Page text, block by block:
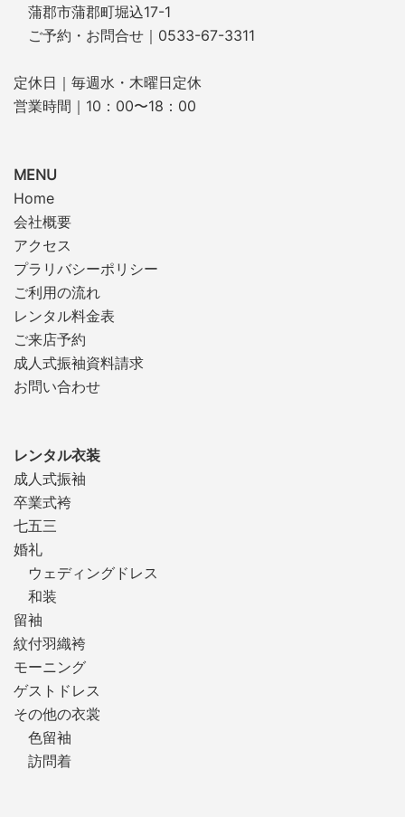
蒲郡市蒲郡町堀込17-1
ご予約・お問合せ｜0533-67-3311
定休日｜毎週水・木曜日定休
営業時間｜10：00〜18：00
MENU
Home
会社概要
アクセス
プラリバシーポリシー
ご利用の流れ
レンタル料金表
ご来店予約
成人式振袖資料請求
お問い合わせ
レンタル衣装
成人式振袖
卒業式袴
七五三
婚礼
ウェディングドレス
和装
留袖
紋付羽織袴
モーニング
ゲストドレス
その他の衣裳
色留袖
訪問着